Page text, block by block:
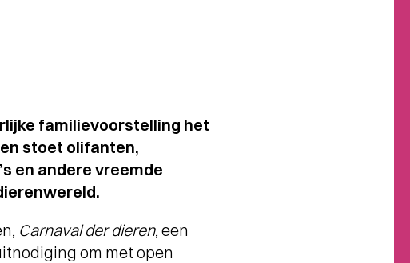
familievoorstelling het
stoet olifanten,
en andere vreemde
Carnaval der dieren, een
om met open